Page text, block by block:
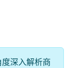
度深入解析商